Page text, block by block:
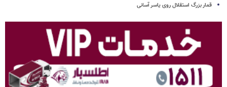
قمار بزرگ استقلال روی یاسر آسانی